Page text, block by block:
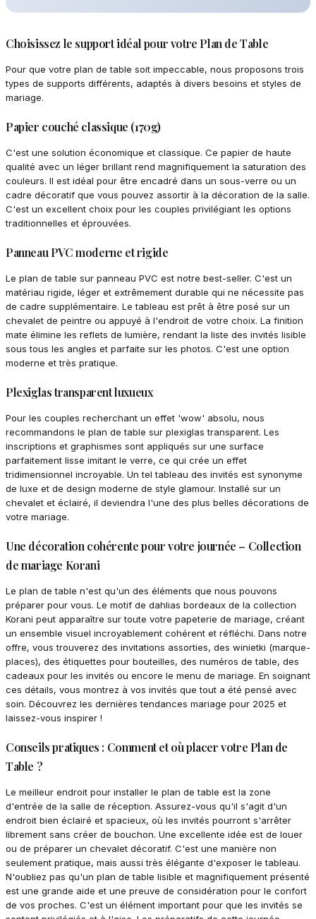
Choisissez le support idéal pour votre Plan de Table
Pour que votre plan de table soit impeccable, nous proposons trois
types de supports différents, adaptés à divers besoins et styles de
mariage.
Papier couché classique (170g)
C'est une solution économique et classique. Ce papier de haute
qualité avec un léger brillant rend magnifiquement la saturation des
couleurs. Il est idéal pour être encadré dans un sous-verre ou un
cadre décoratif que vous pouvez assortir à la décoration de la salle.
C'est un excellent choix pour les couples privilégiant les options
traditionnelles et éprouvées.
Panneau PVC moderne et rigide
Le plan de table sur panneau PVC est notre best-seller. C'est un
matériau rigide, léger et extrêmement durable qui ne nécessite pas
de cadre supplémentaire. Le tableau est prêt à être posé sur un
chevalet de peintre ou appuyé à l'endroit de votre choix. La finition
mate élimine les reflets de lumière, rendant la liste des invités lisible
sous tous les angles et parfaite sur les photos. C'est une option
moderne et très pratique.
Plexiglas transparent luxueux
Pour les couples recherchant un effet 'wow' absolu, nous
recommandons le plan de table sur plexiglas transparent. Les
inscriptions et graphismes sont appliqués sur une surface
parfaitement lisse imitant le verre, ce qui crée un effet
tridimensionnel incroyable. Un tel tableau des invités est synonyme
de luxe et de design moderne de style glamour. Installé sur un
chevalet et éclairé, il deviendra l'une des plus belles décorations de
votre mariage.
Une décoration cohérente pour votre journée – Collection
de mariage Korani
Le plan de table n'est qu'un des éléments que nous pouvons
préparer pour vous. Le motif de dahlias bordeaux de la collection
Korani peut apparaître sur toute votre papeterie de mariage, créant
un ensemble visuel incroyablement cohérent et réfléchi. Dans notre
offre, vous trouverez des invitations assorties, des winietki (marque-
places), des étiquettes pour bouteilles, des numéros de table, des
cadeaux pour les invités ou encore le menu de mariage. En soignant
ces détails, vous montrez à vos invités que tout a été pensé avec
soin. Découvrez les dernières tendances mariage pour 2025 et
laissez-vous inspirer !
Conseils pratiques : Comment et où placer votre Plan de
Table ?
Le meilleur endroit pour installer le plan de table est la zone
d'entrée de la salle de réception. Assurez-vous qu'il s'agit d'un
endroit bien éclairé et spacieux, où les invités pourront s'arrêter
librement sans créer de bouchon. Une excellente idée est de louer
ou de préparer un chevalet décoratif. C'est une manière non
seulement pratique, mais aussi très élégante d'exposer le tableau.
N'oubliez pas qu'un plan de table lisible et magnifiquement présenté
est une grande aide et une preuve de considération pour le confort
de vos proches. C'est un élément important pour que les invités se